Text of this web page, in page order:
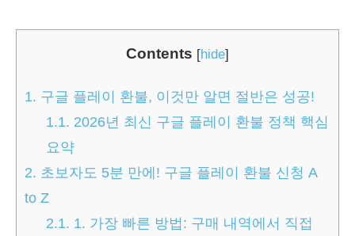
Contents [hide]
1. 구글 플레이 환불, 이것만 알면 절반은 성공!
1.1. 2026년 최신 구글 플레이 환불 정책 핵심
요약
2. 초보자도 5분 만에! 구글 플레이 환불 신청 A
to Z
2.1. 1. 가장 빠른 방법: 구매 내역에서 직접